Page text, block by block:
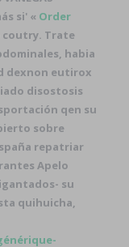
si' « Order
Trate
habia
dexnon eutirox
disostosis
qen su
sobre
repatriar
Apelo
su
quihuicha,